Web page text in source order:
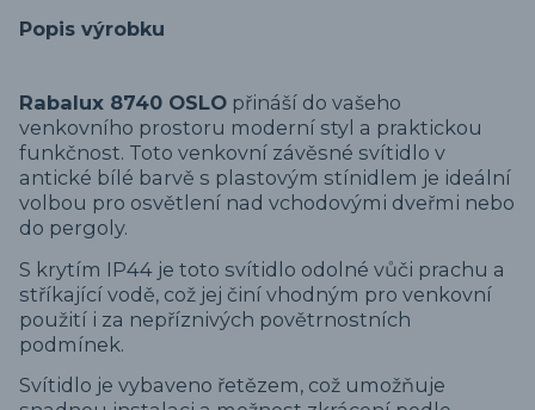
Popis výrobku
Rabalux 8740 OSLO přináší do vašeho
venkovního prostoru moderní styl a praktickou
funkčnost. Toto venkovní závěsné svítidlo v
antické bílé barvě s plastovým stínidlem je ideální
volbou pro osvětlení nad vchodovými dveřmi nebo
do pergoly.
S krytím IP44 je toto svítidlo odolné vůči prachu a
stříkající vodě, což jej činí vhodným pro venkovní
použití i za nepříznivých povětrnostních
podmínek.
Svítidlo je vybaveno řetězem, což umožňuje